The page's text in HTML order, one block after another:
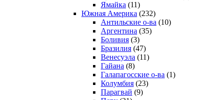
Ямайка (11)
Южная Америка (232)
Антильские о-ва (10)
Аргентина (35)
Боливия (3)
Бразилия (47)
Венесуэла (11)
Гайана (8)
Галапагосские о-ва (1)
Колумбия (23)
Парагвай (9)